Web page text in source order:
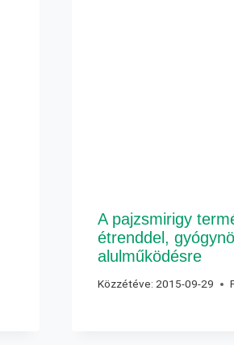
A pajzsmirigy
étrenddel,
alulműködésre
Közzétéve: 2015-09-29